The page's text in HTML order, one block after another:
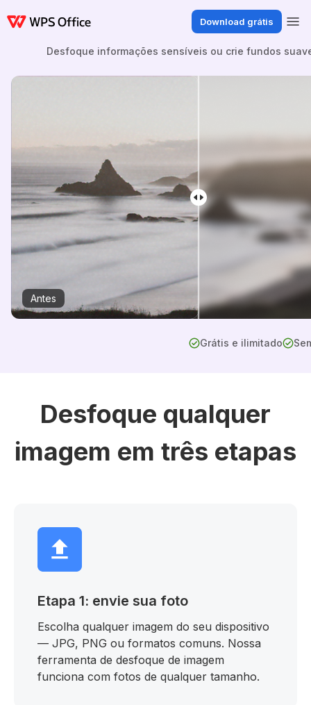
Download grátis
Desfoque informações sensíveis ou crie fundos
Antes
Grátis e ilimitado
Desfoque qualquer
imagem em três etapas
Etapa 1: envie sua foto
Escolha qualquer imagem do seu dispositivo
— JPG, PNG ou formatos comuns. Nossa
ferramenta de desfoque de imagem
funciona com fotos de qualquer tamanho.